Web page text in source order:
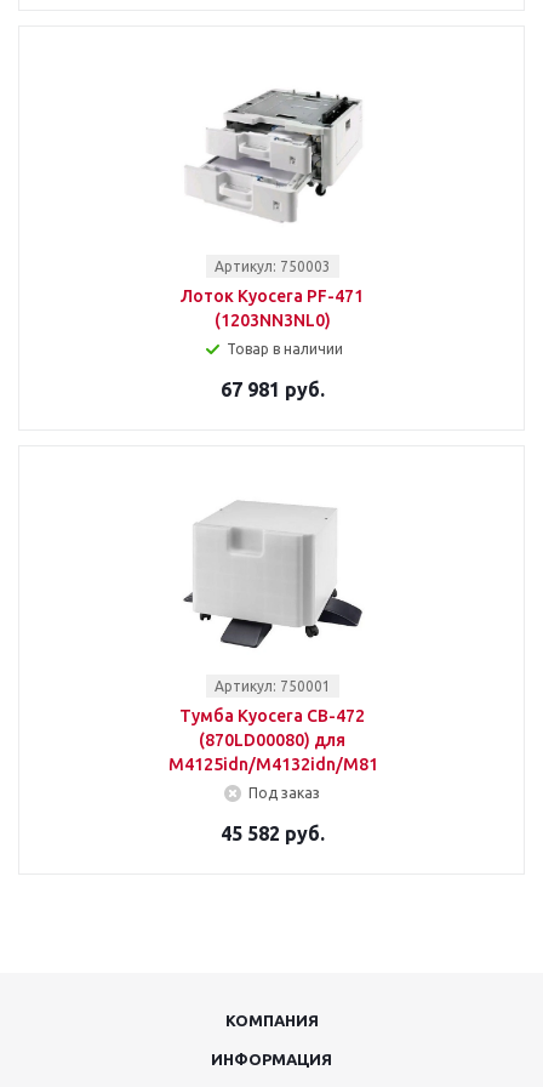
Артикул: 750003
Лоток Kyocera PF-471
(1203NN3NL0)
Товар в наличии
67 981 руб.
Артикул: 750001
Тумба Kyocera CB-472
(870LD00080) для
M4125idn/M4132idn/M8124cidn/M8130cidn
Под заказ
45 582 руб.
КОМПАНИЯ
ИНФОРМАЦИЯ